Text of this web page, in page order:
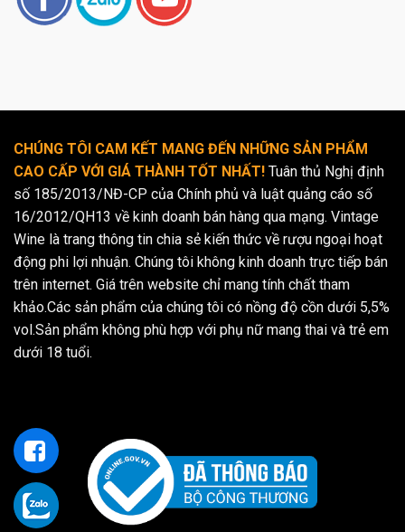
CHÚNG TÔI CAM KẾT MANG ĐẾN NHỮNG SẢN PHẨM
CAO CẤP VỚI GIÁ THÀNH TỐT NHẤT! Tuân thủ Nghị định
số 185/2013/NĐ-CP của Chính phủ và luật quảng cáo số
16/2012/QH13 về kinh doanh bán hàng qua mạng. Vintage
Wine là trang thông tin chia sẻ kiến thức về rượu ngoại hoạt
động phi lợi nhuận. Chúng tôi không kinh doanh trực tiếp bán
trên internet. Giá trên website chỉ mang tính chất tham
khảo.Các sản phẩm của chúng tôi có nồng độ cồn dưới 5,5%
vol.Sản phẩm không phù hợp với phụ nữ mang thai và trẻ em
dưới 18 tuổi.